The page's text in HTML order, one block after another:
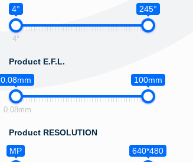
4°
245°
4°
Product E.F.L.
0.08mm
100mm
0.08mm
Product RESOLUTION
MP
640*480